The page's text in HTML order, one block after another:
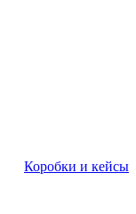
Коробки и кейсы